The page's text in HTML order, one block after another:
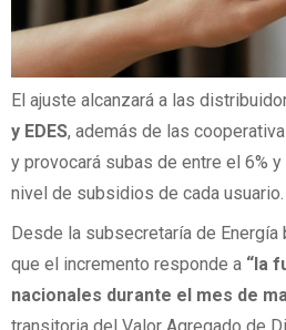
El ajuste alcanzará a las
y EDES, además de las
y provocará subas de entre el 6%
nivel de subsidios de cada usuario.
Desde la subsecretaría de Energía
que el incremento responde a “la
nacionales durante el mes de